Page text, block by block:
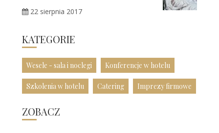
22 sierpnia 2017
KATEGORIE
Wesele - sala i noclegi Konferencje w hotelu
Szkolenia w hotelu Catering Imprezy firmowe
ZOBACZ